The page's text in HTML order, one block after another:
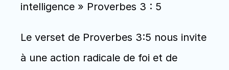
intelligence » Proverbes 3 : 5
Le verset de Proverbes 3:5 nous invite
à une action radicale de foi et de